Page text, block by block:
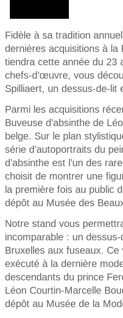
Fidèle à sa tradition
dernières acquisitions à la
tiendra cette année du 23
chefs-d’œuvre, vous
Spilliaert, un dessus-de-lit
Parmi les acquisitions
Buveuse d’absinthe de
belge. Sur le plan
série d’autoportraits du
d’absinthe est l’un des
choisit de montrer une
la première fois au public
dépôt au Musée des
Notre stand vous
incomparable : un
Bruxelles aux fuseaux.
exécuté à la dernière
descendants du prince
Léon Courtin-Marcelle
dépôt au Musée de la